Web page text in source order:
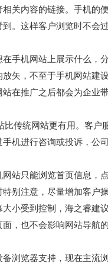
关内容的链接。手机
。这样客户浏览时不会
手机网站上展示什么
矢，不至于手机网站
在推广之后都会为企业
传统网站更有用。客
机进行咨询或投诉，
站只能浏览首页信息
别注意，尽量增加客
小受到控制，海之睿
，也不会影响网站导航
浏览器支持，现在主流